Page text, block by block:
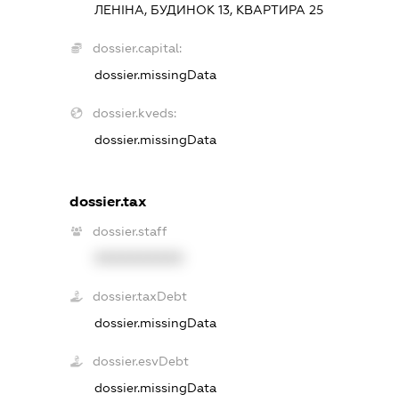
ЛЕНІНА, БУДИНОК 13, КВАРТИРА 25
dossier.capital:
dossier.missingData
dossier.kveds:
dossier.missingData
dossier.tax
dossier.staff
dossier.taxDebt
dossier.missingData
dossier.esvDebt
dossier.missingData